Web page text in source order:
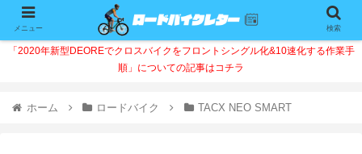
「2020年新型DEOREでクロスバイクをフロントシングル化&10速化する作業手
順」についての記事はコチラ
ホーム ロードバイク TACX NEO SMART
メニュー 検索